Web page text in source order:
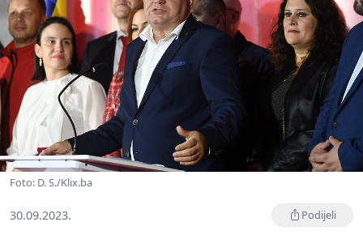
Foto: D. S./Klix.ba
30.09.2023. Podijeli